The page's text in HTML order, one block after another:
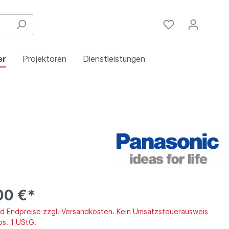
Projektoren Dienstleistungen
Handy & DSL
€*
Endpreise zzgl. Versandkosten. Kein Umsatzsteuerausweis
1 UStG.